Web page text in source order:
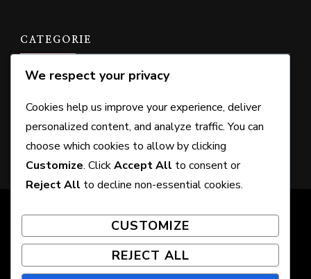
CATEGORIE
Diritti Bonus dell'Edizione
Richieste di diritto DLC
Riscatto del Codice Wallet
© Copyright 2026montidauniturismo.it. All Rights
Reserved. Chic Lite | Developed ByRara Themes.
Powered byWordPress
Chi siamo
Mettiti in contatto
We respect your privacy
Cookies help us improve your experience, deliver
personalized content, and analyze traffic. You can
choose which cookies to allow by clicking
Customize. ClickAccept All to consent or
Reject All to decline non-essential cookies.
CUSTOMIZE
REJECT ALL